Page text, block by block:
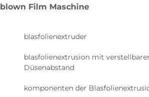
blown Film Maschine
blasfolienextruder
blasfolienextrusion mit
Düsenabstand
komponenten der